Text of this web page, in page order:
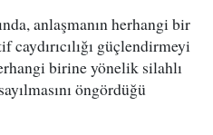
anlaşmanın herhangi bir
caydırıcılığı güçlendirmeyi
birine yönelik silahlı
öngördüğü